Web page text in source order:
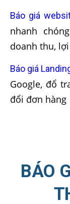
Báo giá
nhanh
doanh thu,
Báo giá
Google, đổ
đổi đơn hàng
BÁO